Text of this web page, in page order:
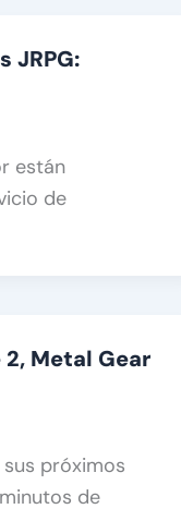
JRPG:
están
de
Metal Gear
próximos
de